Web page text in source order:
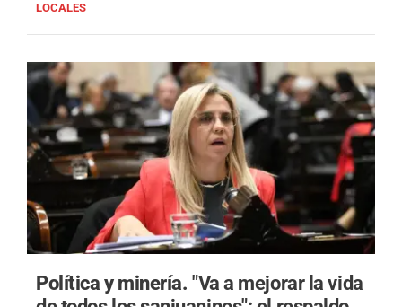
LOCALES
Política y minería."Va a mejorar la vida